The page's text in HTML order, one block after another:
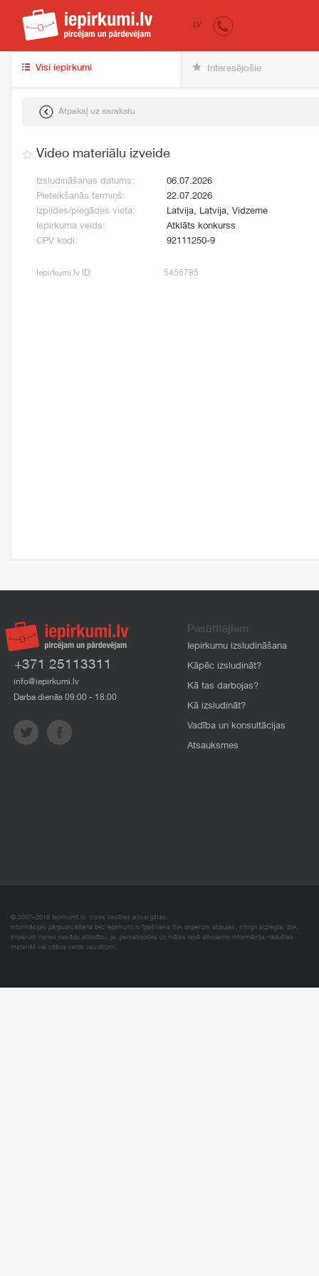
iepirkumi.lv
LV
Visi iepirkumi Interesējošie
Atpakaļ uz sarakstu
Video materiālu izveide
Izsludināšanas datums:
06.07.2026
Pieteikšanās termiņš:
22.07.2026
Izpildes/piegādes vieta:
Latvija, Latvija, Vidzeme
Iepirkuma veids:
Atklāts konkurss
CPV kodi:
92111250-9
Iepirkumi.lv ID: 5456785
+371 25113311
info@iepirkumi.lv
Darba dienās 09:00 - 18:00
Pasūtītājiem
Iepirkumu izsludināšana
Kāpēc izsludināt?
Kā tas darbojas?
Kā izsludināt?
Vadība un konsultācijas
Atsauksmes
© 2007–2018 Iepirkumi.lv. Visas tiesības aizsargātas.
Informācijas pārpublicēšana bez iepirkumi.lv īpašnieka SIA Imperum atļaujas, stingri aizliegta. SIA
Imperum nenes nekādu atbildību, ja, pamatojoties uz mājas lapā atrodamo informāciju, radušies
materiāli vai citāda veida zaudējumi.